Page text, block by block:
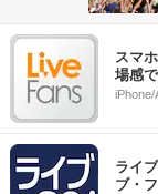
スマ
場感
iPhone/
ライ
ブ・